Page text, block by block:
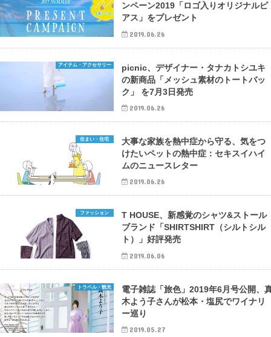
ンペーン2019「ロゴ入りオリジナルピ
アス」をプレゼント
2019.06.26
アイテム・アクセサリー
picnic、デザイナー・タナカトシユキ
の新商品「メッシュ素材のトートバッ
ク」 を7月3日発売
2019.06.26
住まい・住宅
大事な家族を熱中症から守る、気をつ
けたいペットの熱中症：セキスイハイ
ムのニュースレター
2019.06.26
ファッション
T HOUSE、新感覚のシャツ&ストール
ブランド「SHIRTSHIRT（シルトシル
ト）」好評発売
2019.06.06
トラベル・観光
電子雑誌「旅色」2019年6月号公開、
木よう子さんが松本・塩尻でワイナリ
ー巡り
2019.05.27